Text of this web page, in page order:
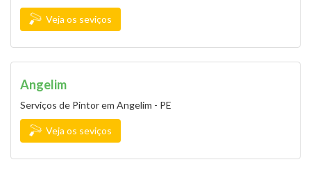
Veja os seviços
Angelim
Serviços de Pintor em Angelim - PE
Veja os seviços